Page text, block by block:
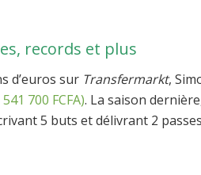
records et plus
d’euros sur Transfermarkt,
700 FCFA). La saison
5 buts et délivrant 2